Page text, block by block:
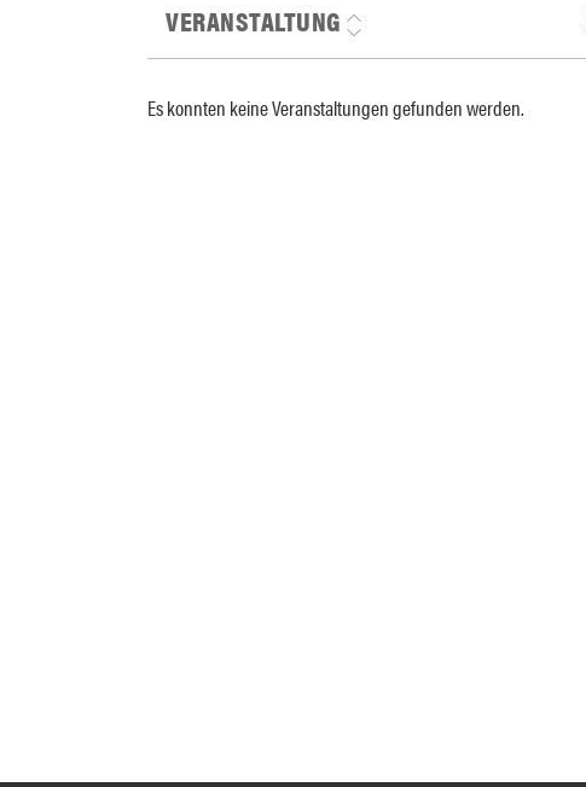
VERANSTALTUNG
Es konnten keine Veranstaltungen gefunden werden.